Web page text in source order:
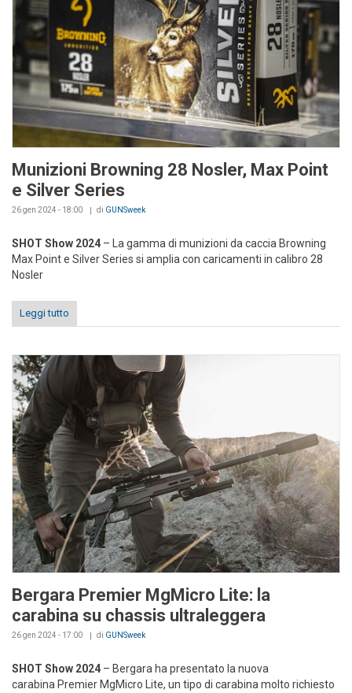
Munizioni Browning 28 Nosler, Max Point
e Silver Series
26 gen 2024 - 18:00 di GUNSweek
SHOT Show 2024 – La gamma di munizioni da caccia Browning
Max Point e Silver Series si amplia con caricamenti in calibro 28
Nosler
Leggi tutto
Bergara Premier MgMicro Lite: la
carabina su chassis ultraleggera
26 gen 2024 - 17:00 di GUNSweek
SHOT Show 2024 – Bergara ha presentato la nuova
carabina Premier MgMicro Lite, un tipo di carabina molto richiesto